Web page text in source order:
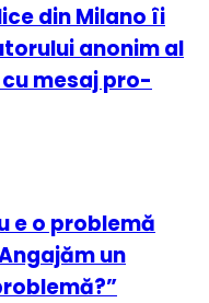
din Milano îi
anonim al
mesaj pro-
e o problemă
un